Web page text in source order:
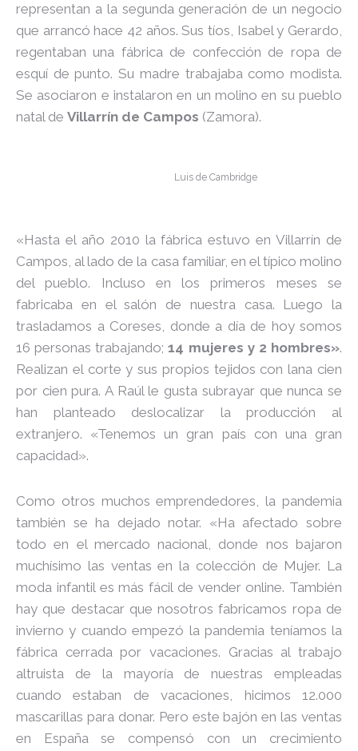
representan a la segunda generación de un negocio
que arrancó hace 42 años. Sus tíos, Isabel y Gerardo,
regentaban una fábrica de confección de ropa de
esquí de punto. Su madre trabajaba como modista.
Se asociaron e instalaron en un molino en su pueblo
natal de Villarrín de Campos (Zamora).
Luis de Cambridge
«Hasta el año 2010 la fábrica estuvo en Villarrín de
Campos, al lado de la casa familiar, en el típico molino
del pueblo. Incluso en los primeros meses se
fabricaba en el salón de nuestra casa. Luego la
trasladamos a Coreses, donde a día de hoy somos
16 personas trabajando;14 mujeres y 2 hombres».
Realizan el corte y sus propios tejidos con lana cien
por cien pura. A Raúl le gusta subrayar que nunca se
han planteado deslocalizar la producción al
extranjero. «Tenemos un gran país con una gran
capacidad».
Como otros muchos emprendedores, la pandemia
también se ha dejado notar. «Ha afectado sobre
todo en el mercado nacional, donde nos bajaron
muchísimo las ventas en la colección de Mujer. La
moda infantil es más fácil de vender online. También
hay que destacar que nosotros fabricamos ropa de
invierno y cuando empezó la pandemia teníamos la
fábrica cerrada por vacaciones. Gracias al trabajo
altruista de la mayoría de nuestras empleadas
cuando estaban de vacaciones, hicimos 12.000
mascarillas para donar. Pero este bajón en las ventas
en España se compensó con un crecimiento